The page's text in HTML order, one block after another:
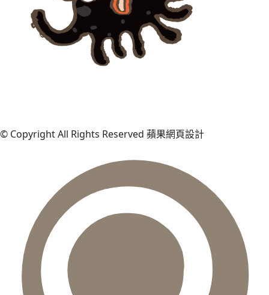
© Copyright All Rights Reserved 蘋果網頁設計